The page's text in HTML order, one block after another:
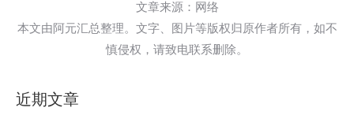
文章来源：网络
本文由阿元汇总整理。文字、图片等版权归原作者所有，如不
慎侵权，请致电联系删除。
近期文章